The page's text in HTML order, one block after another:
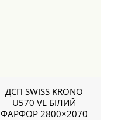
ДСП SWISS KRONO
U570 VL БІЛИЙ
ФАРФОР 2800×2070